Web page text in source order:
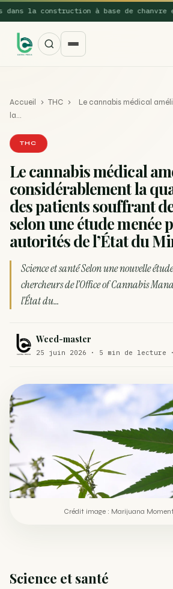
la construction à base de chanvre en
SUGGESTIONS POPULAIRES
Une nouvelle étude montre que la
cannabis réduit de 99…
La recette du Space Cake
Comment éviter un joint de partir en
Un fabricant polonais de textiles à base
Accueil › THC ›
Le cannabis médical
la…
THC
Le cannabis médical
considérablement la
des patients souffrant
selon une étude menée
autorités de l’État du
Science et santé Selon une nouvelle
chercheurs de l’Office of Cannabis
l’État du…
Weed-master
25 juin 2026 · 5 min de lecture
Crédit image : Marijuana
Science et santé